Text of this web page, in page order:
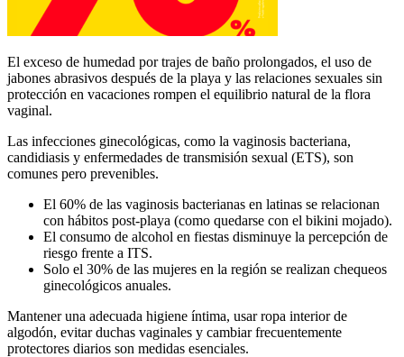
El exceso de humedad por trajes de baño prolongados, el uso de
jabones abrasivos después de la playa y las relaciones sexuales sin
protección en vacaciones rompen el equilibrio natural de la flora
vaginal.
Las infecciones ginecológicas, como la vaginosis bacteriana,
candidiasis y enfermedades de transmisión sexual (ETS), son
comunes pero prevenibles.
El 60% de las vaginosis bacterianas en latinas se relacionan
con hábitos post-playa (como quedarse con el bikini mojado).
El consumo de alcohol en fiestas disminuye la percepción de
riesgo frente a ITS.
Solo el 30% de las mujeres en la región se realizan chequeos
ginecológicos anuales.
Mantener una adecuada higiene íntima, usar ropa interior de
algodón, evitar duchas vaginales y cambiar frecuentemente
protectores diarios son medidas esenciales.